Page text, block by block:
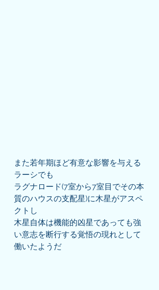
また若年期ほど有意な影響を与える
ラーシでも
ラグナロード(7室から7室目でその本
質のハウスの支配星)に木星がアスペ
クトし
木星自体は機能的凶星であっても強
い意志を断行する覚悟の現れとして
働いたようだ